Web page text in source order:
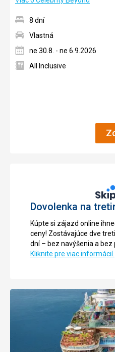
8 dní
Vlastná
ne 30.8. - ne 6.9.2026
All Inclusive
Dovolenka na
Kúpte si zájazd online
ceny! Zostávajúce dve
dní – bez navýšenia a bez
Kliknite pre viac informácií.